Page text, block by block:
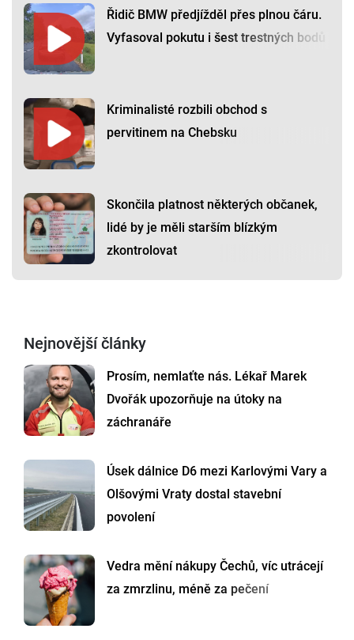
Řidič BMW předjížděl přes plnou čáru.
Vyfasoval pokutu i šest trestných bodů
Kriminalisté rozbili obchod s
pervitinem na Chebsku
Skončila platnost některých občanek,
lidé by je měli starším blízkým
zkontrolovat
Nejnovější články
Prosím, nemlaťte nás. Lékař Marek
Dvořák upozorňuje na útoky na
záchranáře
Úsek dálnice D6 mezi Karlovými Vary a
Olšovými Vraty dostal stavební
povolení
Vedra mění nákupy Čechů, víc utrácejí
za zmrzlinu, méně za pečení